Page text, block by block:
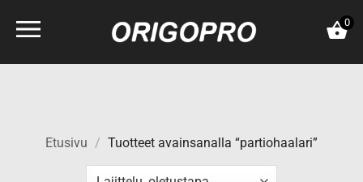
0
Etusivu / Tuotteet avainsanalla “partiohaalari”